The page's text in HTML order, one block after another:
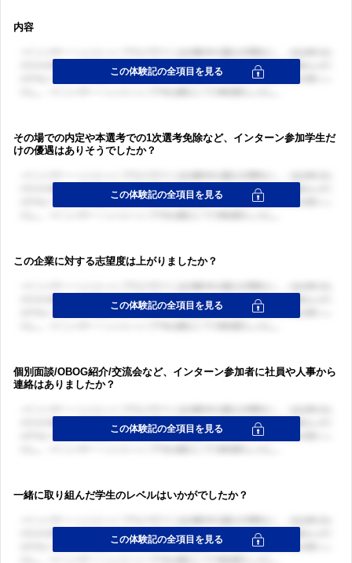
内容
その場での内定や本選考での1次選考免除など、インターン参加学生だ
けの優遇はありそうでしたか？
この企業に対する志望度は上がりましたか？
個別面談/OBOG紹介/交流会など、インターン参加者に社員や人事から
連絡はありましたか？
一緒に取り組んだ学生のレベルはいかがでしたか？
ログイン・会員登録